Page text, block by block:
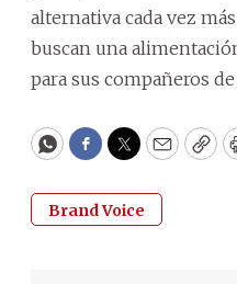
alternativa cada vez
buscan una
para sus compañeros
WhatsApp
Facebook
Twitter
Email
Brand Voice